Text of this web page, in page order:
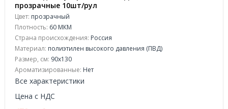
прозрачные 10шт/рул
Цвет: прозрачный
Плотность: 60 МКМ
Страна происхождения: Россия
Материал: полиэтилен высокого давления (ПВД)
Размер, см: 90x130
Ароматизированные: Нет
Все характеристики
Цена с НДС